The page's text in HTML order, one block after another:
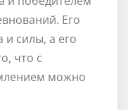
Его
и силы, а его
что с
можно